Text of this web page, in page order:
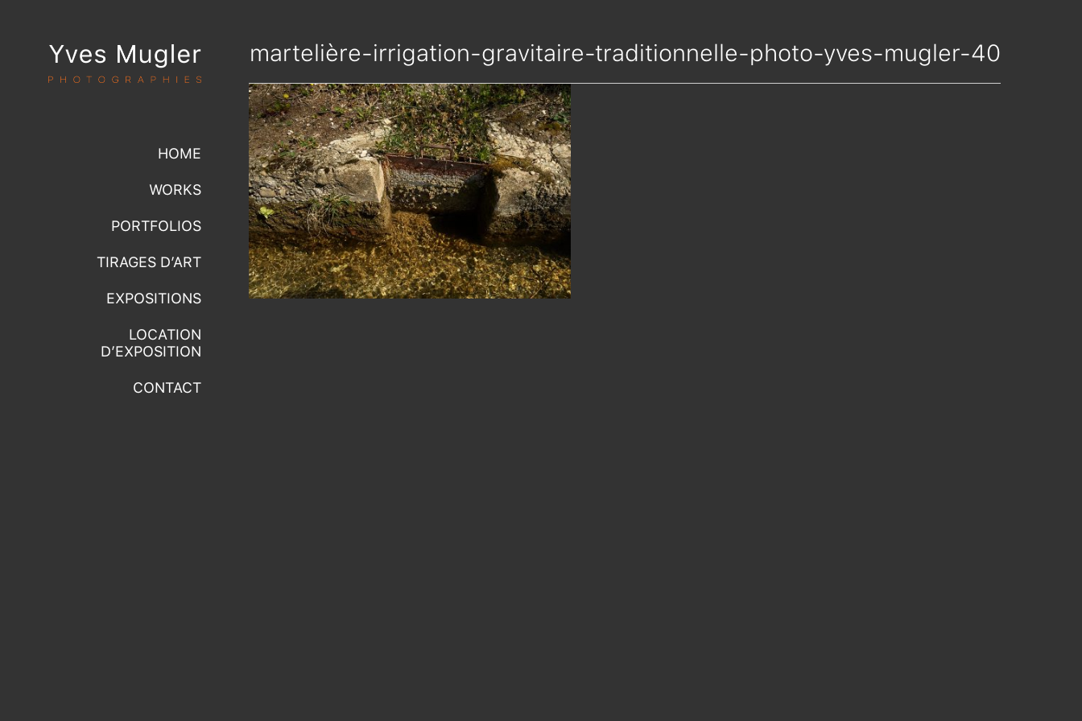
HOME
WORKS
PORTFOLIOS
TIRAGES D’ART
EXPOSITIONS
LOCATION
D’EXPOSITION
CONTACT
martelière-irrigation-gravitaire-traditionnelle-photo-yves-mugler-40